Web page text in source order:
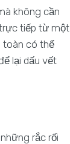
không cần
tiếp từ một
toàn có thể
lại dấu vết
rắc rối